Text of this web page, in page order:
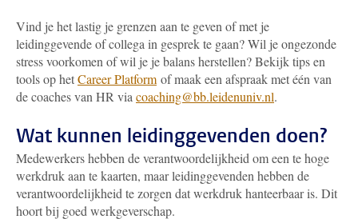
Vind je het lastig je grenzen aan te geven of met je
leidinggevende of collega in gesprek te gaan? Wil je ongezonde
stress voorkomen of wil je je balans herstellen? Bekijk tips en
tools op hetCareer Platform of maak een afspraak met één van
de coaches van HR via coaching@bb.leidenuniv.nl.
Wat kunnen leidinggevenden doen?
Medewerkers hebben de verantwoordelijkheid om een te hoge
werkdruk aan te kaarten, maar leidinggevenden hebben de
verantwoordelijkheid te zorgen dat werkdruk hanteerbaar is. Dit
hoort bij goed werkgeverschap.